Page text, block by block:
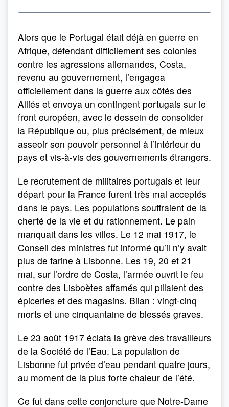
Alors que le Portugal était déjà en guerre en
Afrique, défendant difficilement ses colonies
contre les agressions allemandes, Costa,
revenu au gouvernement, l’engagea
officiellement dans la guerre aux côtés des
Alliés et envoya un contingent portugais sur le
front européen, avec le dessein de consolider
la République ou, plus précisément, de mieux
asseoir son pouvoir personnel à l’intérieur du
pays et vis-à-vis des gouvernements étrangers.
Le recrutement de militaires portugais et leur
départ pour la France furent très mal acceptés
dans le pays. Les populations souffraient de la
cherté de la vie et du rationnement. Le pain
manquait dans les villes. Le 12 mai 1917, le
Conseil des ministres fut informé qu’il n’y avait
plus de farine à Lisbonne. Les 19, 20 et 21
mai, sur l’ordre de Costa, l’armée ouvrit le feu
contre des Lisboètes affamés qui pillaient des
épiceries et des magasins. Bilan : vingt-cinq
morts et une cinquantaine de blessés graves.
Le 23 août 1917 éclata la grève des travailleurs
de la Société de l’Eau. La population de
Lisbonne fut privée d’eau pendant quatre jours,
au moment de la plus forte chaleur de l’été.
Ce fut dans cette conjoncture que Notre-Dame